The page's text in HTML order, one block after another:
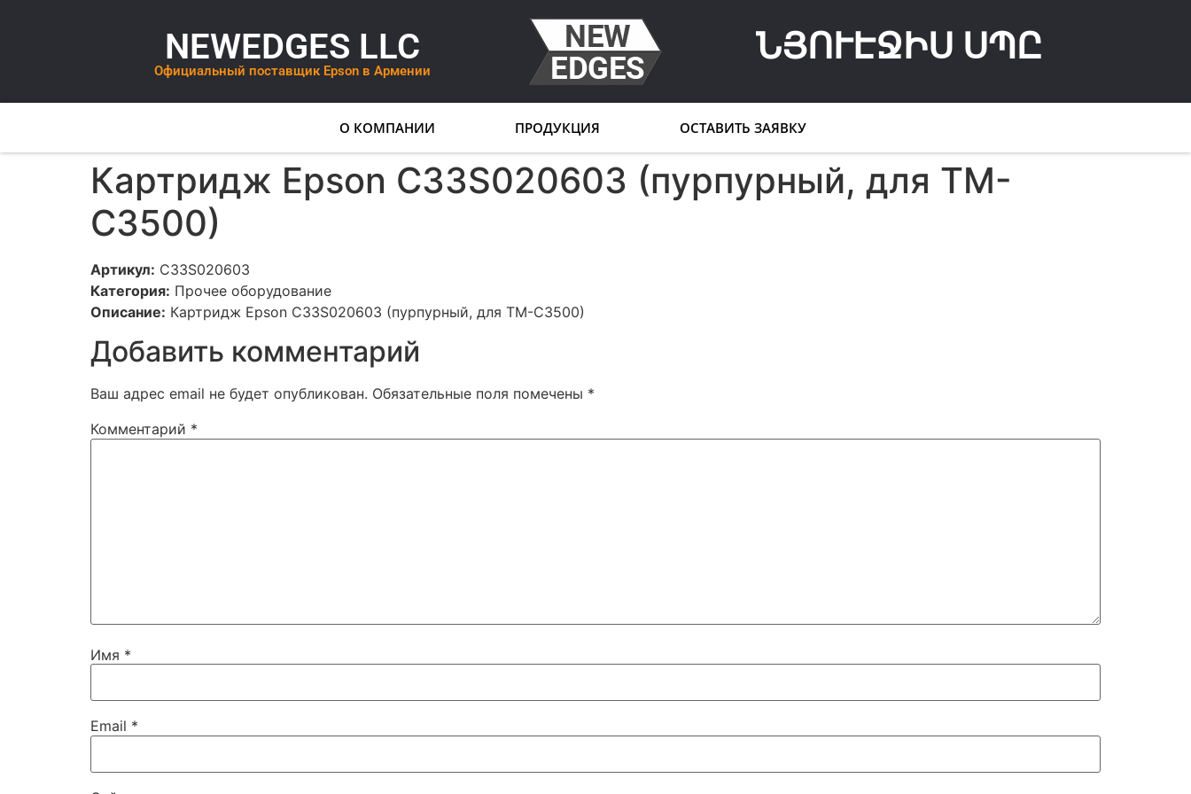
NEWEDGES LLC
Официальный поставщик Epson в Армении
ՆՅՈՒԷՋԻՍ ՍՊԸ
О КОМПАНИИ ПРОДУКЦИЯ ОСТАВИТЬ ЗАЯВКУ
Картридж Epson C33S020603 (пурпурный, для TM-
C3500)
Артикул: C33S020603
Категория: Прочее оборудование
Описание: Картридж Epson C33S020603 (пурпурный, для TM-C3500)
Добавить комментарий
Ваш адрес email не будет опубликован. Обязательные поля помечены *
Комментарий *
Имя *
Email *